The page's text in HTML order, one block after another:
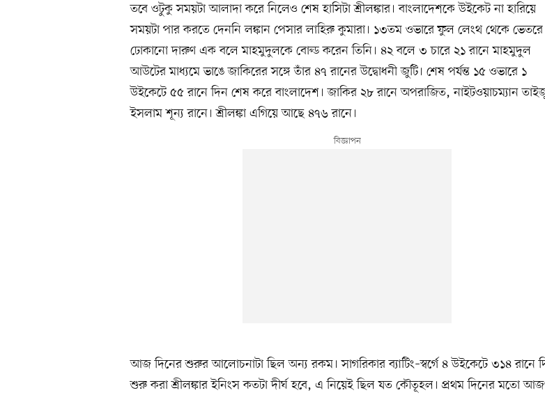
তবে ওটুকু সময়টা আলাদা করে নিলেও শেষ হাসিটা শ্রীলঙ্কার। বাংলাদেশকে উইকেট না হারিয়ে
সময়টা পার করতে দেননি লঙ্কান পেসার লাহিরু কুমারা। ১৩তম ওভারে ফুল লেংথ থেকে ভেতরে
ঢোকানো দারুণ এক বলে মাহমুদুলকে বোল্ড করেন তিনি। ৪২ বলে ৩ চারে ২১ রানে মাহমুদুল
আউটের মাধ্যমে ভাঙে জাকিরের সঙ্গে তাঁর ৪৭ রানের উদ্বোধনী জুটি। শেষ পর্যন্ত ১৫ ওভারে ১
উইকেটে ৫৫ রানে দিন শেষ করে বাংলাদেশ। জাকির ২৮ রানে অপরাজিত, নাইটওয়াচম্যান
ইসলাম শূন্য রানে। শ্রীলঙ্কা এগিয়ে আছে ৪৭৬ রানে।
আজ দিনের শুরুর আলোচনাটা ছিল অন্য রকম। সাগরিকার ব্যাটিং–স্বর্গে ৪ উইকেটে ৩১৪ রানে
শুরু করা শ্রীলঙ্কার ইনিংস কতটা দীর্ঘ হবে, এ নিয়েই ছিল যত কৌতূহল। প্রথম দিনের মতো